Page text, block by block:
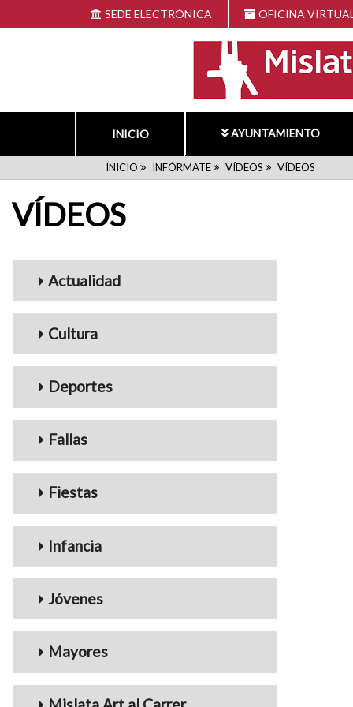
al
SEDE ELECTRÓNICA OFICINA
INICIO AYUNTAMIENTO
RUTA
DE
NAVEGACIÓN
INICIO INFÓRMATE VÍDEOS VÍDEOS
VÍDEOS
Menu_Videos
Actualidad
Cultura
Deportes
Fallas
Fiestas
Infancia
Jóvenes
Mayores